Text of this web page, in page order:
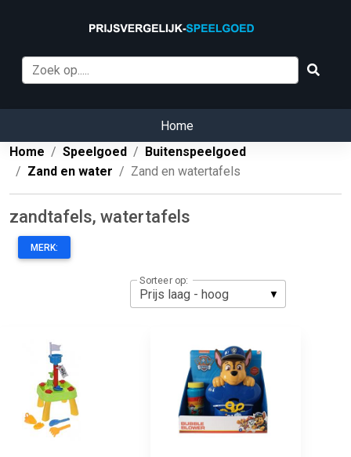
Home
Home
Speelgoed
Buitenspeelgoed
Zand en water
Zand en watertafels
zandtafels, watertafels
MERK:
Sorteer op: